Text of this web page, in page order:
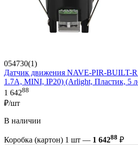
054730(1)
Датчик движения NAVE-PIR-BUILT-
1.7A, MINI, IP20) (Arlight, Пластик, 5
1 64288
₽/шт
В наличии
Коробка (картон) 1 шт — 1 64288 ₽